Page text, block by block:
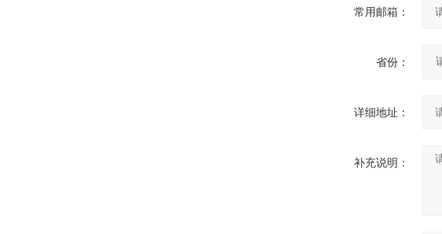
常用邮箱：
省份：
详细地址：
补充说明：